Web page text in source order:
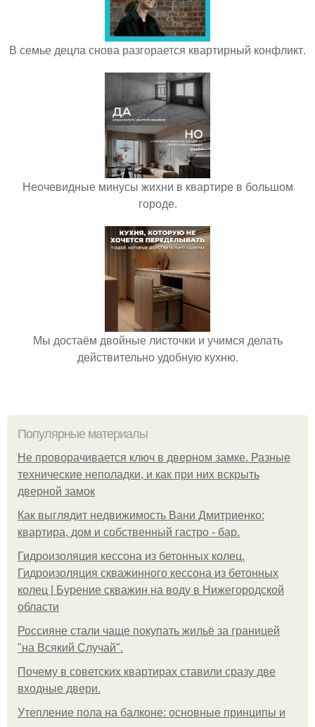
В семье децла снова разгорается квартирный конфликт.
Неочевидные минусы жихни в квартире в большом
городе.
Мы достаём двойные листочки и учимся делать
действительно удобную кухню.
Популярные материалы
Не проворачивается ключ в дверном замке. Разные
технические неполадки, и как при них вскрыть
дверной замок
Как выглядит недвижимость Вани Дмитриенко:
квартира, дом и собственный гастро - бар.
Гидроизоляция кессона из бетонных колец.
Гидроизоляция скважинного кессона из бетонных
колец | Бурение скважин на воду в Нижегородской
области
Россияне стали чаще покупать жильё за границей
"на Всякий Случай".
Почему в советских квартирах ставили сразу две
входные двери.
Утепление пола на балконе: основные принципы и